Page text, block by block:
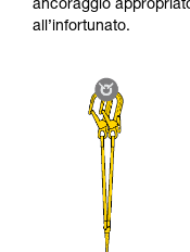
Forniamo
attività. Ne
ancoraggio
all’infortunato.